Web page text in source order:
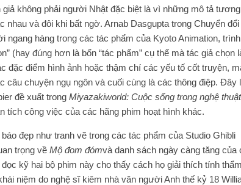
không phải người Nhật đặc biệt là vì những mô tả
và đôi khi bất ngờ. Arnab Dasgupta trong Chuyển
hàng trong các tác phẩm của Kyoto Animation,
(hay đúng hơn là bốn “tác phẩm” cụ thể mà tác giả chọn
đặc điểm hình ảnh hoặc thậm chí các yếu tố cốt truyện,
câu chuyện ngụ ngôn và cuối cùng là các thông điệp. Đây
đề xuất trong Miyazakiworld: Cuộc sống trong nghệ thuật
tích công việc của các hãng phim hoạt hình khác.
đẹp như tranh vẽ trong các tác phẩm của Studio Ghibli
trọng về Mộ đom đómvà danh sách ngày càng tăng của
kỹ hai bộ phim này cho thấy cách họ giải thích tính
niệm do nghệ sĩ kiêm nhà văn người Anh thế kỷ 18